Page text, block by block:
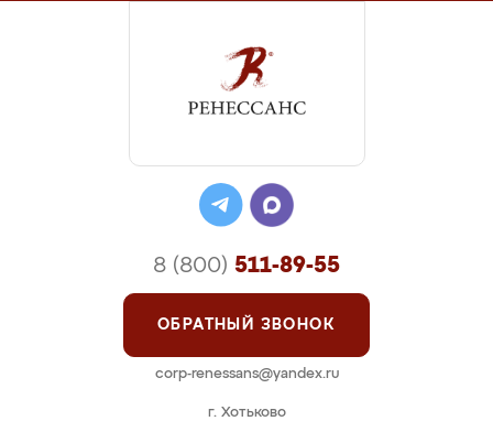
г. Хотьково
8 (800) 511-89-55
ОБРАТНЫЙ ЗВОНОК
corp-renessans@yandex.ru